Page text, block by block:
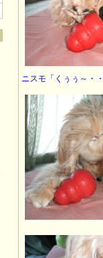
ニスモ「くぅぅ～・